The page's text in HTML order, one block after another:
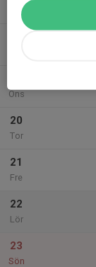
Mån
Ons
20
Tor
21
Fre
22
Lör
23
Sön